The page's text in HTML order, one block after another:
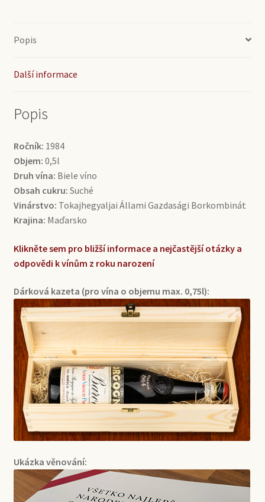
množství
Popis
Další informace
Popis
Ročník: 1984
Objem: 0,5l
Druh vína: Biele víno
Obsah cukru: Suché
Vinárstvo: Tokajhegyaljai Állami Gazdasági Borkombinát
Krajina: Maďarsko
Klikněte sem pro bližší informace a nejčastější otázky a
odpovědi k vínům z roku narození
Dárková kazeta (pro vína o objemu max. 0,75l):
Ukázka věnování: